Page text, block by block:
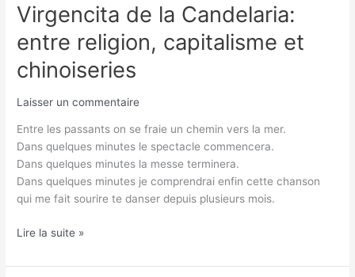
Virgencita de la Candelaria:
entre religion, capitalisme et
chinoiseries
Laisser un commentaire
Entre les passants on se fraie un chemin vers la mer.
Dans quelques minutes le spectacle commencera.
Dans quelques minutes la messe terminera.
Dans quelques minutes je comprendrai enfin cette chanson
qui me fait sourire te danser depuis plusieurs mois.
Lire la suite »